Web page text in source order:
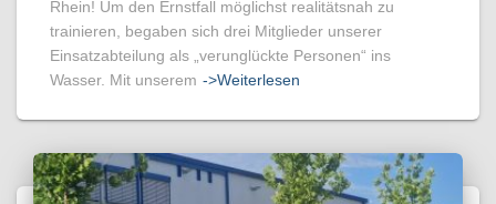
Rhein! Um den Ernstfall möglichst realitätsnah zu
trainieren, begaben sich drei Mitglieder unserer
Einsatzabteilung als „verunglückte Personen“ ins
Wasser. Mit unserem ->Weiterlesen